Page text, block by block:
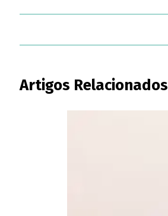
Artigos Relacionados